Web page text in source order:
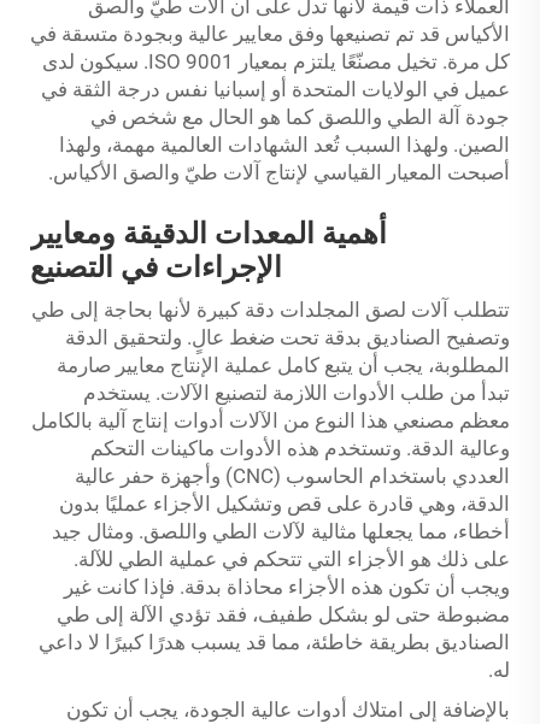
العملاء ذات قيمة لأنها تدل على أن آلات طيّ والصق
الأكياس قد تم تصنيعها وفق معايير عالية وبجودة متسقة في
كل مرة. تخيل مصنّعًا يلتزم بمعيار ISO 9001. سيكون لدى
عميل في الولايات المتحدة أو إسبانيا نفس درجة الثقة في
جودة آلة الطي واللصق كما هو الحال مع شخص في
الصين. ولهذا السبب تُعد الشهادات العالمية مهمة، ولهذا
أصبحت المعيار القياسي لإنتاج آلات طيّ والصق الأكياس.
أهمية المعدات الدقيقة ومعايير
الإجراءات في التصنيع
تتطلب آلات لصق المجلدات دقة كبيرة لأنها بحاجة إلى طي
وتصفيح الصناديق بدقة تحت ضغط عالٍ. ولتحقيق الدقة
المطلوبة، يجب أن يتبع كامل عملية الإنتاج معايير صارمة
تبدأ من طلب الأدوات اللازمة لتصنيع الآلات. يستخدم
معظم مصنعي هذا النوع من الآلات أدوات إنتاج آلية بالكامل
وعالية الدقة. وتستخدم هذه الأدوات ماكينات التحكم
العددي باستخدام الحاسوب (CNC) وأجهزة حفر عالية
الدقة، وهي قادرة على قص وتشكيل الأجزاء عمليًا بدون
أخطاء، مما يجعلها مثالية لآلات الطي واللصق. ومثال جيد
على ذلك هو الأجزاء التي تتحكم في عملية الطي للآلة.
ويجب أن تكون هذه الأجزاء محاذاة بدقة. فإذا كانت غير
مضبوطة حتى لو بشكل طفيف، فقد تؤدي الآلة إلى طي
الصناديق بطريقة خاطئة، مما قد يسبب هدرًا كبيرًا لا داعي
له.
بالإضافة إلى امتلاك أدوات عالية الجودة، يجب أن تكون